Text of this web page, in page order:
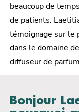
beaucoup de
de patients.
témoignage sur le
dans le domaine
diffuseur de
Bonjour